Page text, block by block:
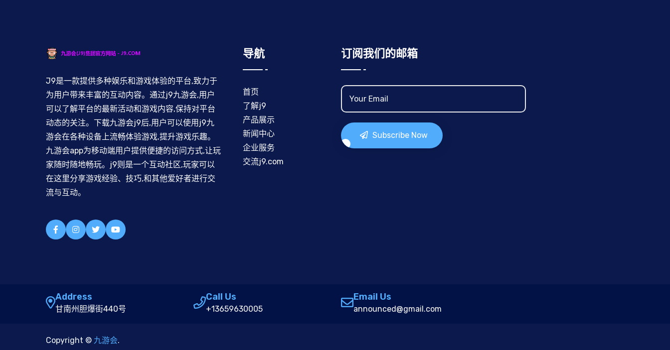
J9是一款提供多种娱乐和游戏体验的平台,致力于
为用户带来丰富的互动内容。通过j9九游会,用户
可以了解平台的最新活动和游戏内容,保持对平台
动态的关注。下载九游会j9后,用户可以使用j9九
游会在各种设备上流畅体验游戏,提升游戏乐趣。
九游会app为移动端用户提供便捷的访问方式,让玩
家随时随地畅玩。j9则是一个互动社区,玩家可以
在这里分享游戏经验、技巧,和其他爱好者进行交
流与互动。
导航
首页
了解j9
产品展示
新闻中心
企业服务
交流j9.com
订阅我们的邮箱
Subscribe Now
Address
甘南州胆爆街440号
Call Us
+13659630005
Email Us
announced@gmail.com
Copyright © 九游会.